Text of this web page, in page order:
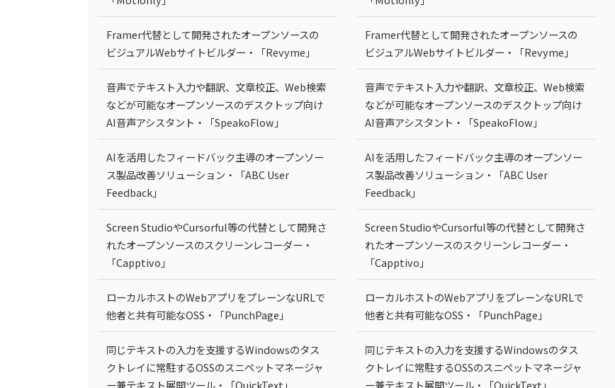
Framer代替として開発されたオープンソースの
ビジュアルWebサイトビルダー・「Revyme」
音声でテキスト入力や翻訳、文章校正、Web検索
などが可能なオープンソースのデスクトップ向け
AI音声アシスタント・「SpeakoFlow」
AIを活用したフィードバック主導のオープンソー
ス製品改善ソリューション・「ABC User
Feedback」
Screen StudioやCursorful等の代替として開発さ
れたオープンソースのスクリーンレコーダー・
「Capptivo」
ローカルホストのWebアプリをプレーンなURLで
他者と共有可能なOSS・「PunchPage」
同じテキストの入力を支援するWindowsのタス
クトレイに常駐するOSSのスニペットマネージャ
ー兼テキスト展開ツール・「QuickText」
Framer代替として開発されたオープンソースの
ビジュアルWebサイトビルダー・「Revyme」
音声でテキスト入力や翻訳、文章校正、Web検索
などが可能なオープンソースのデスクトップ向け
AI音声アシスタント・「SpeakoFlow」
AIを活用したフィードバック主導のオープンソー
ス製品改善ソリューション・「ABC User
Feedback」
Screen StudioやCursorful等の代替として開発さ
れたオープンソースのスクリーンレコーダー・
「Capptivo」
ローカルホストのWebアプリをプレーンなURLで
他者と共有可能なOSS・「PunchPage」
同じテキストの入力を支援するWindowsのタス
クトレイに常駐するOSSのスニペットマネージャ
ー兼テキスト展開ツール・「QuickText」